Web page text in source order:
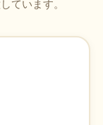
ています。